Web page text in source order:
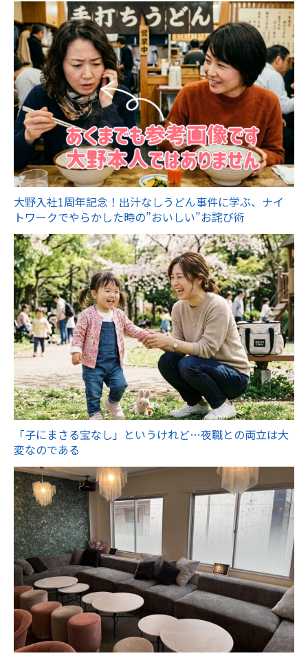
大野入社1周年記念！出汁なしうどん事件に学ぶ、ナイ
トワークでやらかした時の”おいしい”お詫び術
「子にまさる宝なし」というけれど…夜職との両立は大
変なのである